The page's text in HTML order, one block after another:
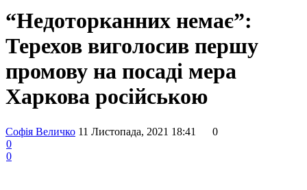
“Недоторканних немає”:
Терехов виголосив першу
промову на посаді мера
Харкова російською
Софія Величко 11 Листопада, 2021 18:41
0
0
0